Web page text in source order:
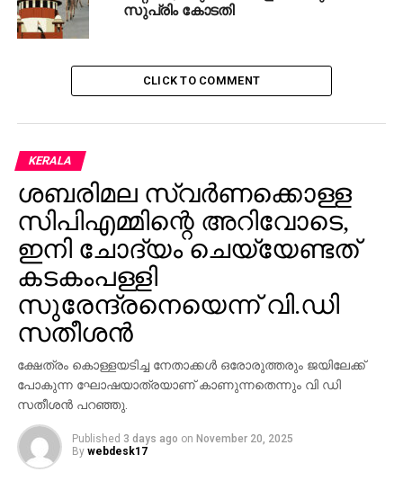
പൗരന്മാര്‍ക്ക് സ്വകാര്യത നിലനിര്‍ത്താന്‍ ഭരണഘടനാ
പരമായി അവകാശമുണ്ടന്ന് സുപ്രീം കോടതിയുടെ
പുറപ്പെടുവിച്ചിരുന്നു.
UP NEXT
മിമിക്രിതാരം സാജു നവോദയയെ
ഭീഷണിപ്പെടുത്തി പണം തട്ടാന്‍ ശ്രമിച്ചു;
രണ്ടുപേര്‍ അറസ്റ്റില്‍
DON'T MISS
പോണ്ടിങ്ങിനെ മറികടന്നു, മുന്നില്‍ സച്ചിന്‍
മാത്രം; കോഹ്‌ലി ആകാശം കീഴടക്കുമെന്ന്
ലക്ഷ്മണ്‍
സുപ്രിം കോടതി
CLICK TO COMMENT
KERALA
ശബരിമല സ്വര്‍ണക്കൊള്ള
സിപിഎമ്മിന്റെ അറിവോടെ,
ഇനി ചോദ്യം ചെയ്യേണ്ടത്
കടകംപള്ളി
സുരേന്ദ്രനെയെന്ന് വി.ഡി
സതീശന്‍
ക്ഷേത്രം കൊള്ളയടിച്ച നേതാക്കള്‍ ഒരോരുത്തരും ജയിലേക്ക്
പോകുന്ന ഘോഷയാത്രയാണ് കാണുന്നതെന്നും വി ഡി
സതീശന്‍ പറഞ്ഞു.
Published 3 days ago on November 20, 2025
By webdesk17